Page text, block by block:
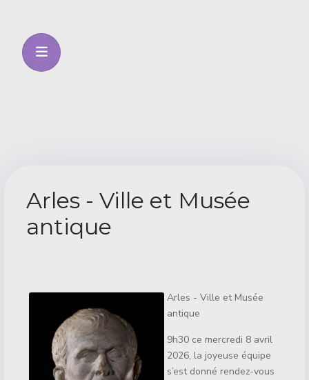
Arles - Ville et Musée
antique
Arles - Ville et Musée
antique
9h30 ce mercredi 8 avril
2026, la joyeuse équipe
s’est donné rendez-vous